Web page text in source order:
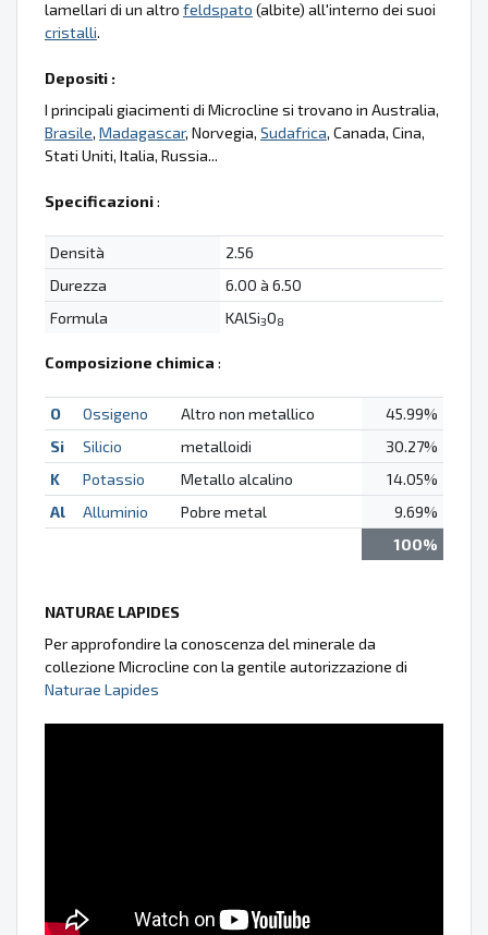
lamellari di un altro feldspato (albite) all'interno dei suoi
cristalli.
Depositi :
I principali giacimenti di Microcline si trovano in Australia,
Brasile, Madagascar, Norvegia, Sudafrica, Canada, Cina,
Stati Uniti, Italia, Russia...
Specificazioni:
Densità
2.56
Durezza
6.00 à 6.50
Formula
KAlSi3O8
Composizione chimica :
O Ossigeno Altro non metallico
45.99%
Si
Silicio metalloidi
30.27%
K
Potassio Metallo alcalino
14.05%
Al
Alluminio Pobre metal
9.69%
100%
NATURAE LAPIDES
Per approfondire la conoscenza del minerale da
collezione Microcline con la gentile autorizzazione di
Naturae Lapides